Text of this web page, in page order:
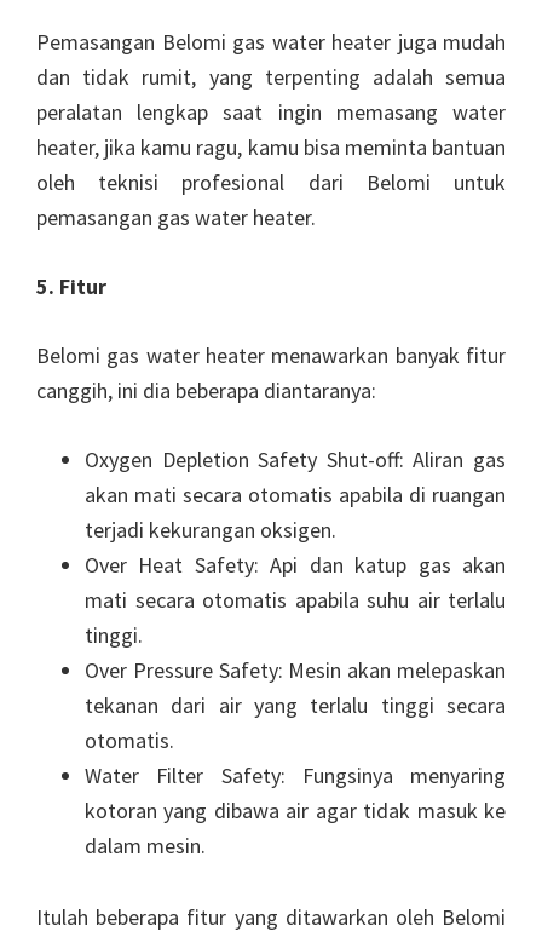
Pemasangan Belomi gas water heater juga mudah
dan tidak rumit, yang terpenting adalah semua
peralatan lengkap saat ingin memasang water
heater, jika kamu ragu, kamu bisa meminta bantuan
oleh teknisi profesional dari Belomi untuk
pemasangan gas water heater.
5. Fitur
Belomi gas water heater menawarkan banyak fitur
canggih, ini dia beberapa diantaranya:
Oxygen Depletion Safety Shut-off: Aliran gas
akan mati secara otomatis apabila di ruangan
terjadi kekurangan oksigen.
Over Heat Safety: Api dan katup gas akan
mati secara otomatis apabila suhu air terlalu
tinggi.
Over Pressure Safety: Mesin akan melepaskan
tekanan dari air yang terlalu tinggi secara
otomatis.
Water Filter Safety: Fungsinya menyaring
kotoran yang dibawa air agar tidak masuk ke
dalam mesin.
Itulah beberapa fitur yang ditawarkan oleh Belomi